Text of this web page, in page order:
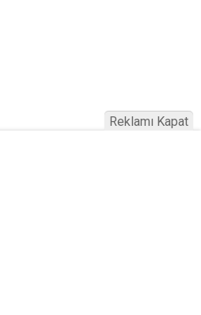
Reklamı Kapat